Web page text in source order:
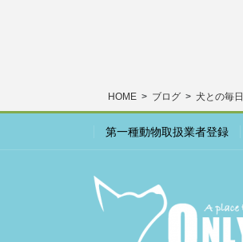
HOME ブログ 犬との毎日
第一種動物取扱業者登録